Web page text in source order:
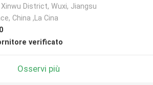
Xinwu District, Wuxi, Jiangsu
China ,La Cina
verificato
Osservi più